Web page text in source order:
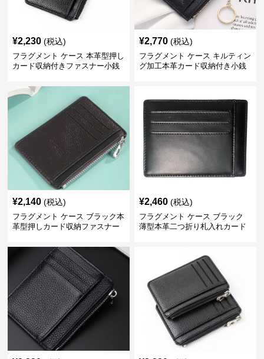
¥2,230 (税込)
フラグメント ケース 本革型押し
カード収納付きファスナー小銭
¥2,770 (税込)
フラグメント ケース キルティン
グ加工本革カード収納付き小銭
¥2,140 (税込)
フラグメント ケース ブラック本
革型押しカード収納ファスナー
¥2,460 (税込)
フラグメント ケース ブラック
薄型本革二つ折り札入れカード